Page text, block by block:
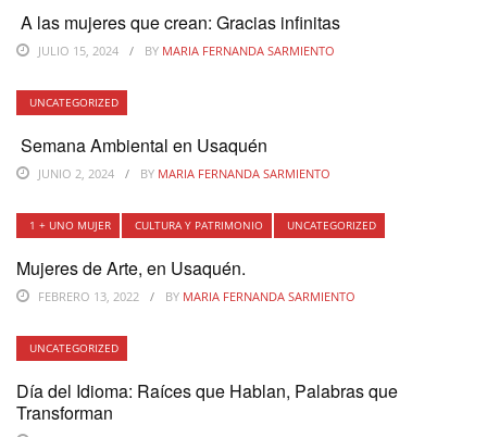
A las mujeres que crean: Gracias infinitas
JULIO 15, 2024 BY MARIA FERNANDA SARMIENTO
UNCATEGORIZED
Semana Ambiental en Usaquén
JUNIO 2, 2024 BY MARIA FERNANDA SARMIENTO
1 + UNO MUJER CULTURA Y PATRIMONIO UNCATEGORIZED
Mujeres de Arte, en Usaquén.
FEBRERO 13, 2022 BY MARIA FERNANDA SARMIENTO
UNCATEGORIZED
Día del Idioma: Raíces que Hablan, Palabras que
Transforman